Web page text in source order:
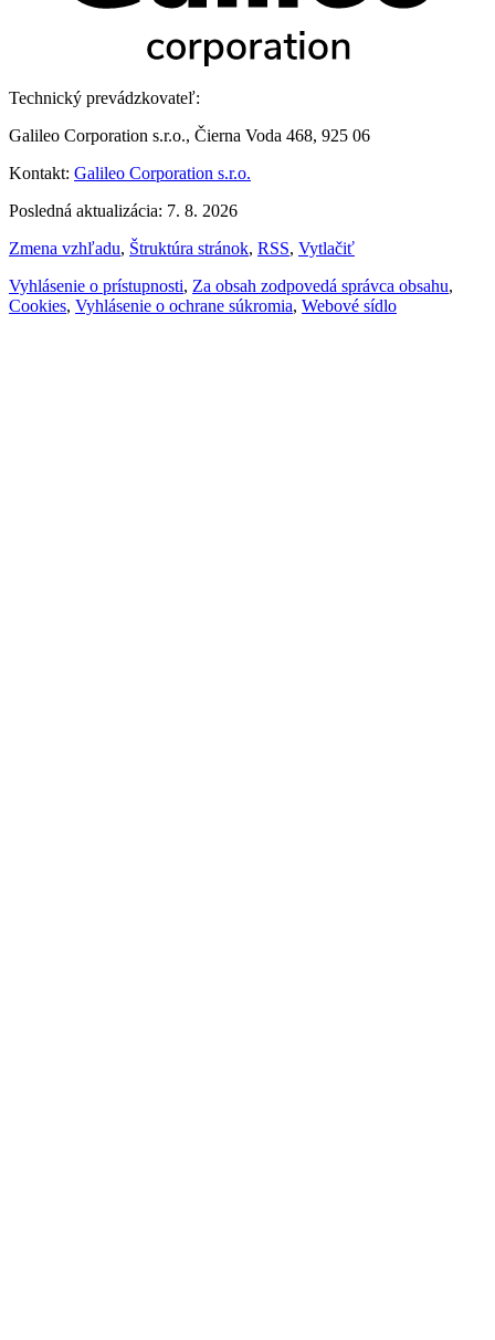
Technický prevádzkovateľ:
Galileo Corporation s.r.o., Čierna Voda 468, 925 06
Kontakt: Galileo Corporation s.r.o.
Posledná aktualizácia: 7. 8. 2026
Zmena vzhľadu, Štruktúra stránok, RSS, Vytlačiť
Vyhlásenie o prístupnosti, Za obsah zodpovedá správca obsahu,
Cookies, Vyhlásenie o ochrane súkromia, Webové sídlo